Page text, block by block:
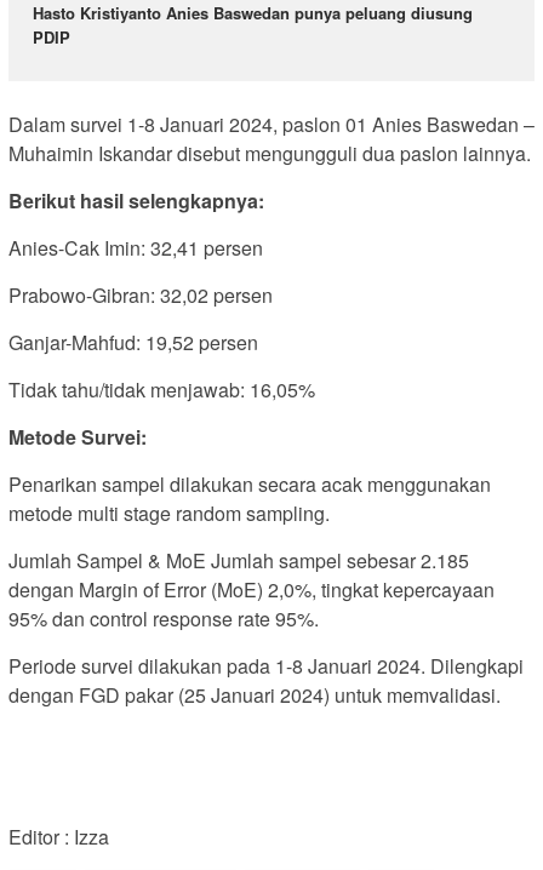
Hasto Kristiyanto Anies Baswedan punya peluang diusung
PDIP
Dalam survei 1-8 Januari 2024, paslon 01 Anies Baswedan –
Muhaimin Iskandar disebut mengungguli dua paslon lainnya.
Berikut hasil selengkapnya:
Anies-Cak Imin: 32,41 persen
Prabowo-Gibran: 32,02 persen
Ganjar-Mahfud: 19,52 persen
Tidak tahu/tidak menjawab: 16,05%
Metode Survei:
Penarikan sampel dilakukan secara acak menggunakan
metode multi stage random sampling.
Jumlah Sampel & MoE Jumlah sampel sebesar 2.185
dengan Margin of Error (MoE) 2,0%, tingkat kepercayaan
95% dan control response rate 95%.
Periode survei dilakukan pada 1-8 Januari 2024. Dilengkapi
dengan FGD pakar (25 Januari 2024) untuk memvalidasi.
Editor : Izza